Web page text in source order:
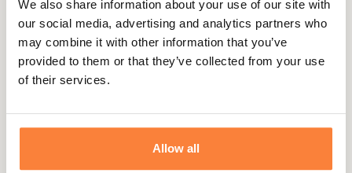
We also share information about your use of our site with
our social media, advertising and analytics partners who
may combine it with other information that you’ve
provided to them or that they’ve collected from your use
of their services.
Allow all
perfect voor stalking en drives in het begin van het
seizoen. Deze ademende, ongevoerde bodywarmer van
Stagunt volgt je tijdens het stalken in droog weer zonder
je te belasten.
Gemaakt van RIP STOP stof voor optimale bescherming
zodat je je geen zorgen hoeft te maken over
braamstruiken tijdens het vroege seizoen en scheuren